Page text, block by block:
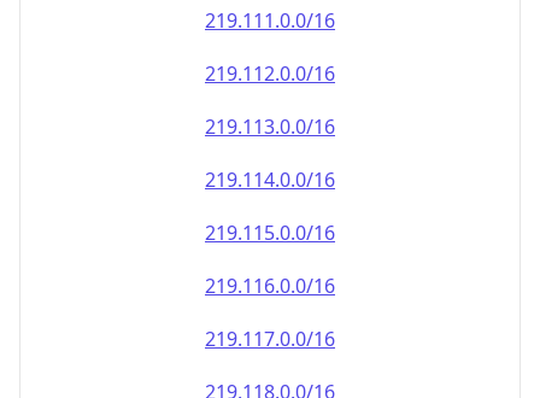
219.111.0.0/16
219.112.0.0/16
219.113.0.0/16
219.114.0.0/16
219.115.0.0/16
219.116.0.0/16
219.117.0.0/16
219.118.0.0/16